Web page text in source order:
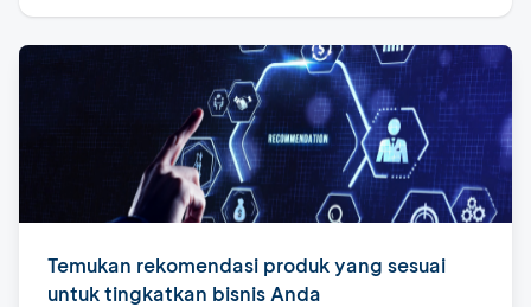
Temukan rekomendasi produk yang sesuai
untuk tingkatkan bisnis Anda